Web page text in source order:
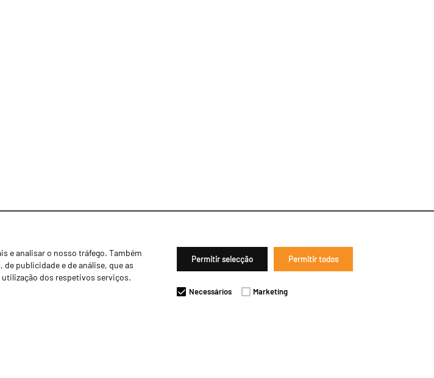
e analisar o nosso tráfego. Também
publicidade e de análise, que as
dos respetivos serviços.
Permitir selecção Permitir todos
Necessários Marketing